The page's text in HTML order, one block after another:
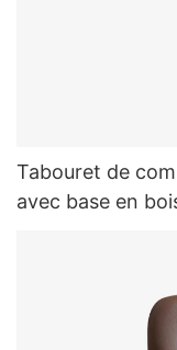
Tabouret de
avec base en